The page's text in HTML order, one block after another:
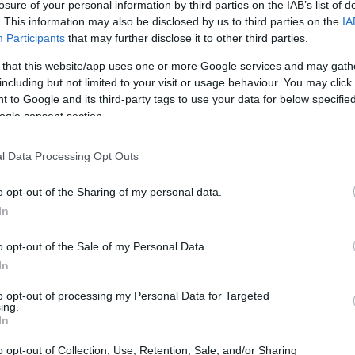
of your personal information by third parties on the IAB’s list of
This information may also be disclosed by us to third parties on the
Participants that may further disclose it to other third parties.
that this website/app uses one or more Google services and may
but not limited to your visit or usage behaviour. You may
to Google and its third-party tags to use your data for below
consent section.
Data Processing Opt Outs
opt-out of the Sharing of my personal data.
opt-out of the Sale of my Personal Data.
opt-out of processing my Personal Data for Targeted
opt-out of Collection, Use, Retention, Sale, and/or Sharing
Ενέργειας & Φυσικού Αερίου, η επίδοση
υπόψη την προγραμματισμένη
Power διάρκειας 3 μηνών αλλά και
κοστολόγια φυσικού αερίου.
στα 803 εκατ. ευρώ, με το δείκτη
να διαμορφώνεται στο 2,2x, τη
κατά την οποία πολύ
είτε βρίσκονται σε πλήρη
11:37